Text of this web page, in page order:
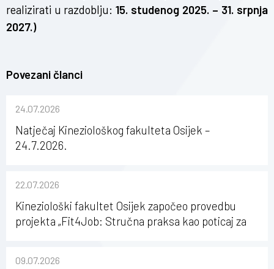
realizirati u razdoblju: 15. studenog 2025. – 31. srpnja
2027.)
Povezani članci
24.07.2026
Natječaj Kineziološkog fakulteta Osijek –
24.7.2026.
22.07.2026
Kineziološki fakultet Osijek započeo provedbu
projekta „Fit4Job: Stručna praksa kao poticaj za
09.07.2026